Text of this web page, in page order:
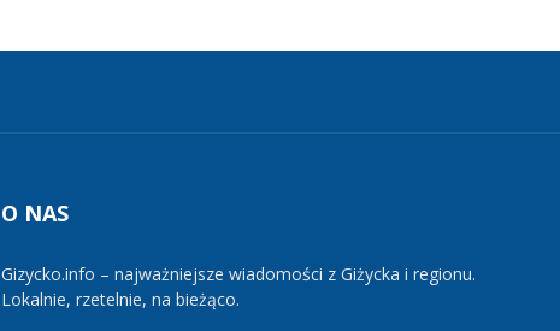
O NAS
Gizycko.info – najważniejsze wiadomości z Giżycka i regionu.
Lokalnie, rzetelnie, na bieżąco.